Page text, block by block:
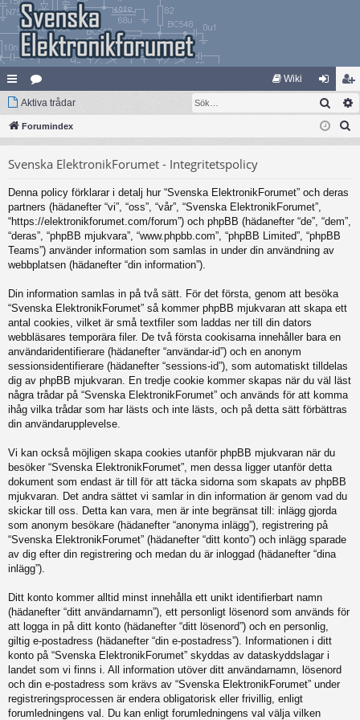
na
bb
ar
at
eg
Wiki
og
ga
li
m
m
Aktiva trådar Sök
Forumindex
Svenska ElektronikForumet - Integritetspolicy
Denna policy förklarar i detalj hur “Svenska ElektronikForumet” och deras
partners (hädanefter “vi”, “oss”, “vår”, “Svenska ElektronikForumet”,
“https://elektronikforumet.com/forum”) och phpBB (hädanefter “de”, “dem”,
“deras”, “phpBB mjukvara”, “www.phpbb.com”, “phpBB Limited”, “phpBB
Teams”) använder information som samlas in under din användning av
webbplatsen (hädanefter “din information”).
Din information samlas in på två sätt. För det första, genom att besöka
“Svenska ElektronikForumet” så kommer phpBB mjukvaran att skapa ett
antal cookies, vilket är små textfiler som laddas ner till din dators
webbläsares temporära filer. De två första cookisarna innehåller bara en
användaridentifierare (hädanefter “användar-id”) och en anonym
sessionsidentifierare (hädanefter “sessions-id”), som automatiskt tilldelas
dig av phpBB mjukvaran. En tredje cookie kommer skapas när du väl läst
några trådar på “Svenska ElektronikForumet” och används för att komma
ihåg vilka trådar som har lästs och inte lästs, och på detta sätt förbättras
din användarupplevelse.
Vi kan också möjligen skapa cookies utanför phpBB mjukvaran när du
besöker “Svenska ElektronikForumet”, men dessa ligger utanför detta
dokument som endast är till för att täcka sidorna som skapats av phpBB
mjukvaran. Det andra sättet vi samlar in din information är genom vad du
skickar till oss. Detta kan vara, men är inte begränsat till: inlägg gjorda
som anonym besökare (hädanefter “anonyma inlägg”), registrering på
“Svenska ElektronikForumet” (hädanefter “ditt konto”) och inlägg sparade
av dig efter din registrering och medan du är inloggad (hädanefter “dina
inlägg”).
Ditt konto kommer alltid minst innehålla ett unikt identifierbart namn
(hädanefter “ditt användarnamn”), ett personligt lösenord som används för
att logga in på ditt konto (hädanefter “ditt lösenord”) och en personlig,
giltig e-postadress (hädanefter “din e-postadress”). Informationen i ditt
konto på “Svenska ElektronikForumet” skyddas av dataskyddslagar i
landet som vi finns i. All information utöver ditt användarnamn, lösenord
och din e-postadress som krävs av “Svenska ElektronikForumet” under
registreringsprocessen är endera obligatorisk eller frivillig, enligt
forumledningens val. Du kan enligt forumledningens val välja vilken